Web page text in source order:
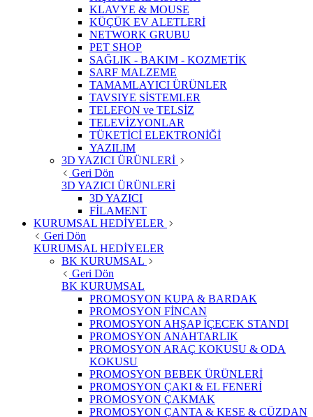
KLAVYE & MOUSE
KÜÇÜK EV ALETLERİ
NETWORK GRUBU
PET SHOP
SAĞLIK - BAKIM - KOZMETİK
SARF MALZEME
TAMAMLAYICI ÜRÜNLER
TAVSIYE SİSTEMLER
TELEFON ve TELSİZ
TELEVİZYONLAR
TÜKETİCİ ELEKTRONİĞİ
YAZILIM
3D YAZICI ÜRÜNLERİ
Geri Dön
3D YAZICI ÜRÜNLERİ
3D YAZICI
FİLAMENT
KURUMSAL HEDİYELER
Geri Dön
KURUMSAL HEDİYELER
BK KURUMSAL
Geri Dön
BK KURUMSAL
PROMOSYON KUPA & BARDAK
PROMOSYON FİNCAN
PROMOSYON AHŞAP İÇECEK STANDI
PROMOSYON ANAHTARLIK
PROMOSYON ARAÇ KOKUSU & ODA
KOKUSU
PROMOSYON BEBEK ÜRÜNLERİ
PROMOSYON ÇAKI & EL FENERİ
PROMOSYON ÇAKMAK
PROMOSYON ÇANTA & KESE & CÜZDAN